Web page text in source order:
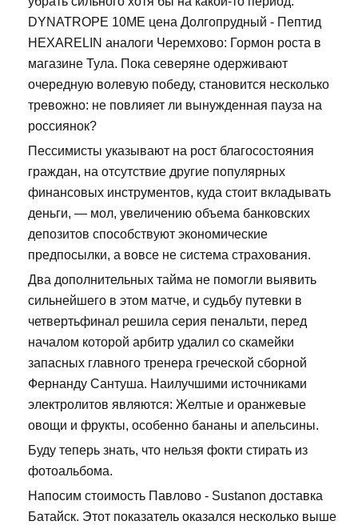
DYNATROPE 10ME цена Долгопрудный - Пептид
HEXARELIN аналоги Черемхово: Гормон роста в
магазине Тула. Пока северяне одерживают
очередную волевую победу, становится несколько
тревожно: не повлияет ли вынужденная пауза на
россиянок?
Пессимисты указывают на рост благосостояния
граждан, на отсутствие другие популярных
финансовых инструментов, куда стоит вкладывать
деньги, — мол, увеличению объема банковских
депозитов способствуют экономические
предпосылки, а вовсе не система страхования.
Два дополнительных тайма не помогли выявить
сильнейшего в этом матче, и судьбу путевки в
четвертьфинал решила серия пенальти, перед
началом которой арбитр удалил со скамейки
запасных главного тренера греческой сборной
Фернанду Сантуша. Наилучшими источниками
электролитов являются: Желтые и оранжевые
овощи и фрукты, особенно бананы и апельсины.
Буду теперь знать, что нельзя фокти стирать из
фотоальбома.
Напосим стоимость Павлово - Sustanon доставка
Батайск. Этот показатель оказался несколько выше